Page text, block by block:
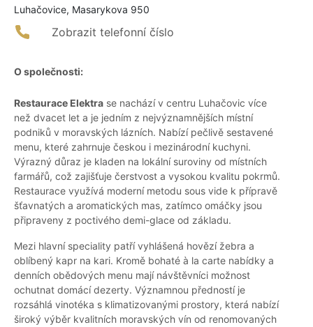
Luhačovice, Masarykova 950
Zobrazit telefonní číslo
O společnosti:
Restaurace Elektra se nachází v centru Luhačovic více
než dvacet let a je jedním z nejvýznamnějších místní
podniků v moravských lázních. Nabízí pečlivě sestavené
menu, které zahrnuje českou i mezinárodní kuchyni.
Výrazný důraz je kladen na lokální suroviny od místních
farmářů, což zajišťuje čerstvost a vysokou kvalitu pokrmů.
Restaurace využívá moderní metodu sous vide k přípravě
šťavnatých a aromatických mas, zatímco omáčky jsou
připraveny z poctivého demi-glace od základu.
Mezi hlavní speciality patří vyhlášená hovězí žebra a
oblíbený kapr na kari. Kromě bohaté à la carte nabídky a
denních obědových menu mají návštěvníci možnost
ochutnat domácí dezerty. Významnou předností je
rozsáhlá vinotéka s klimatizovanými prostory, která nabízí
široký výběr kvalitních moravských vín od renomovaných